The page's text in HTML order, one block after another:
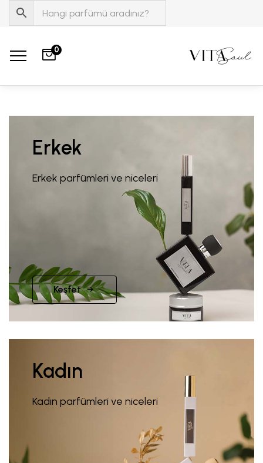
0
Erkek
Erkek parfümleri ve niceleri
Keşfet
Kadın
Kadın parfümleri ve niceleri